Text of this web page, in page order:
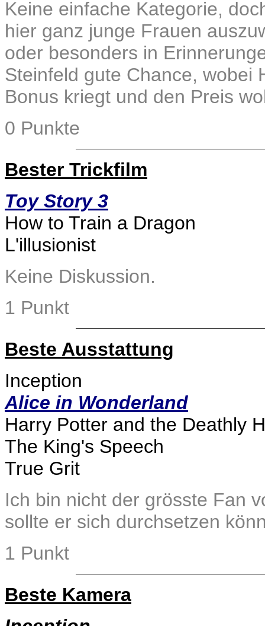
Keine einfache Kategorie,
hier ganz junge Frauen
oder besonders in
Steinfeld gute Chance, wobei
Bonus kriegt und den Preis
0 Punkte
Bester Trickfilm
Toy Story 3
How to Train a Dragon
L'illusionist
Keine Diskussion.
1 Punkt
Beste Ausstattung
Inception
Alice in Wonderland
Harry Potter and the Deathly
The King's Speech
True Grit
Ich bin nicht der grösste Fan
sollte er sich durchsetzen
1 Punkt
Beste Kamera